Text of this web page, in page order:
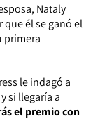
Nataly
él se ganó el
primera
le indagó a
si llegaría a
el premio con